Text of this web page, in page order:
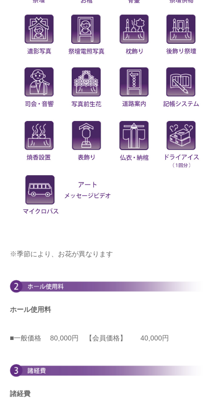
※季節により、お花が異なります
ホール使用料
■一般価格 80,000円 【会員価格】 40,000円
諸経費